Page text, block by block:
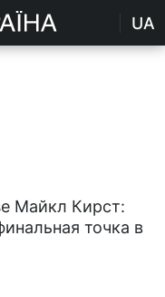
UA
Майкл Кирст:
точка в